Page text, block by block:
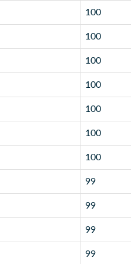
100
100
100
100
100
100
100
99
99
99
99